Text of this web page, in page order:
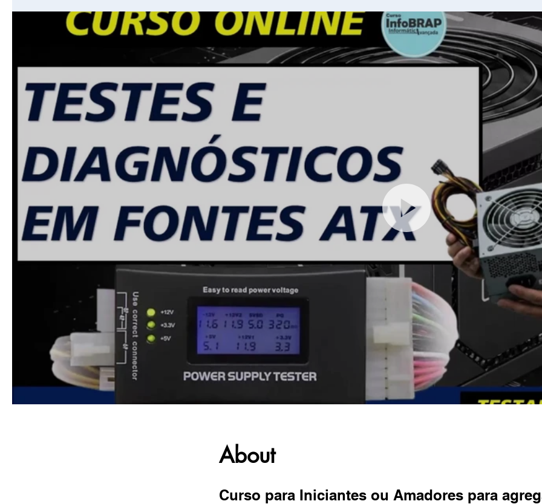
About
Curso para Iniciantes ou Amadores para